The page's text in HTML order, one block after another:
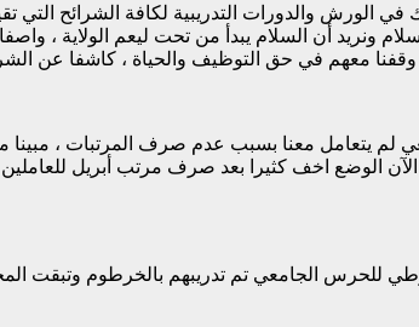
الورش والدورات التدريبية لكافة الشرائح التي
ونريد أن السلام يبدأ من تحت ليعم الولاية ،
وقفنا معهم في حق التوظيف والحياة ، كاشفا عن
الوضع اخف كثيرا بعد صرف مرتب أبريل
السرقات والحد منها أبان خوجلي عن إيجاد عدد “١٠٠” وظيفة شرطي للحرس